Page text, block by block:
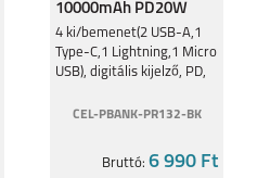
10000mAh PD20W
Fekete PR132
10000mAh
4 ki/bemenet(2 USB-A,1
Type-C,1 Lightning,1 Micro
USB), digitális kijelző, PD,
CEL-PBANK-PR132-BK
Bruttó:6 990 Ft